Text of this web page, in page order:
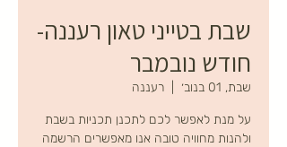
שבת בטייני טאון רעננה-
חודש נובמבר
שבת, 01 בנוב׳ רעננה
על מנת לאפשר לכם לתכנן תכניות בשבת
ולהנות מחוויה טובה אנו מאפשרים הרשמה